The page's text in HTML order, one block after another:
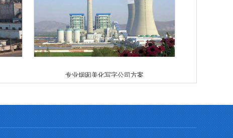
专业烟囱美化写字公司方案